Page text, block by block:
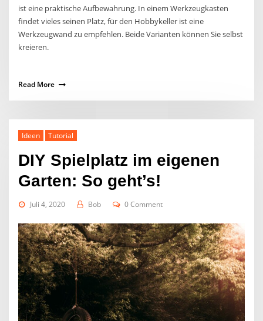
ist eine praktische Aufbewahrung. In einem Werkzeugkasten
findet vieles seinen Platz, für den Hobbykeller ist eine
Werkzeugwand zu empfehlen. Beide Varianten können Sie selbst
kreieren.
Read More
Ideen Tutorial
DIY Spielplatz im eigenen
Garten: So geht’s!
Juli 4, 2020 Bob 0 Comment